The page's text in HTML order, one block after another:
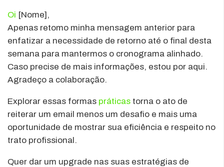
Oi [Nome],
Apenas retomo minha mensagem anterior para
enfatizar a necessidade de retorno até o final desta
semana para mantermos o cronograma alinhado.
Caso precise de mais informações, estou por aqui.
Agradeço a colaboração.
Explorar essas formas práticas torna o ato de
reiterar um email menos um desafio e mais uma
oportunidade de mostrar sua eficiência e respeito no
trato profissional.
Quer dar um upgrade nas suas estratégias de